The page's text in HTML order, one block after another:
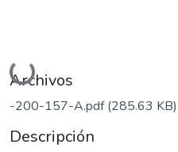
Cargando...
Archivos
-200-157-A.pdf(285.63 KB)
Descripción